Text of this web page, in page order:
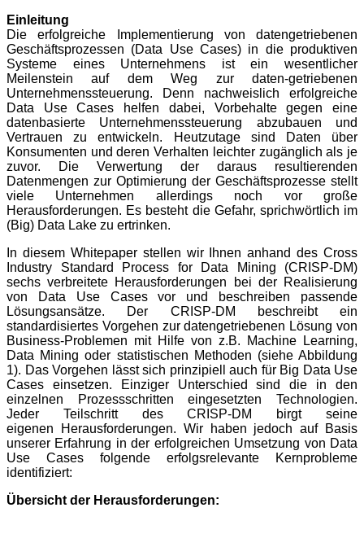
Einleitung
Die erfolgreiche Implementierung von datengetriebenen
Geschäftsprozessen (Data Use Cases) in die produktiven
Systeme eines Unternehmens ist ein wesentlicher
Meilenstein auf dem Weg zur daten-getriebenen
Unternehmenssteuerung. Denn nachweislich erfolgreiche
Data Use Cases helfen dabei, Vorbehalte gegen eine
datenbasierte Unternehmenssteuerung abzubauen und
Vertrauenzu entwickeln. Heutzutage sind Daten über
Konsumenten und deren Verhalten leichter zugänglich als je
zuvor. Die Verwertung der daraus resultierenden
Datenmengen zur Optimierung der Geschäftsprozesse stellt
viele Unternehmen allerdings noch vor große
Herausforderungen. Es besteht die Gefahr, sprichwörtlich im
(Big) Data Lake zu ertrinken.
In diesem Whitepaper stellen wir Ihnen anhand des Cross
Industry Standard Process for Data Mining (CRISP-DM)
sechs verbreitete Herausforderungen bei der Realisierung
von Data Use Cases vor und beschreiben passende
Lösungsansätze. Der CRISP-DM beschreibt ein
standardisiertes Vorgehen zur datengetriebenen Lösung von
Business-Problemen mit Hilfe von z.B. Machine Learning,
Data Mining oder statistischen Methoden (siehe Abbildung
1). Das Vorgehen lässt sich prinzipiell auch für Big Data Use
Cases einsetzen. Einziger Unterschied sind die in den
einzelnen Prozessschritten eingesetzten Technologien.
Jeder Teilschritt des CRISP-DM birgt seine
eigenen
Herausforderungen. Wir haben jedoch auf Basis
unserer Erfahrung in der erfolgreichen Umsetzung von Data
Use Cases folgende erfolgsrelevante Kernprobleme
identifiziert:
Übersicht der Herausforderungen: